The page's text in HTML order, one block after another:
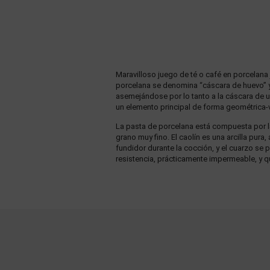
Maravilloso juego de té o café en
porcelana se denomina “cáscara de
asemejándose por lo tanto a la cáscara de
un elemento principal de forma
La pasta de porcelana está compuesta
grano muy fino. El caolín es una arcilla
fundidor durante la cocción, y el cuarzo se
resistencia, prácticamente impermeable, y